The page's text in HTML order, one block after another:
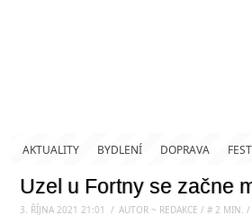
AKTUALITY BYDLENÍ DOPRAVA
Uzel u Fortny se začne
3. ŘÍJNA 2021 21:01 / AUTOR ~ REDAKCE / # 2 MIN. /